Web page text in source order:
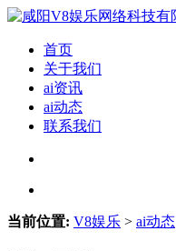
首页
关于我们
ai资讯
ai动态
联系我们
当前位置: V8娱乐 > ai动态